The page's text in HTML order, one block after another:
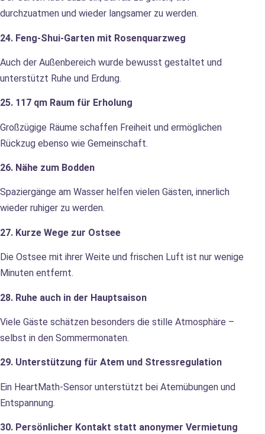
durchzuatmen und wieder langsamer zu werden.
24. Feng-Shui-Garten mit Rosenquarzweg
Auch der Außenbereich wurde bewusst gestaltet und
unterstützt Ruhe und Erdung.
25. 117 qm Raum für Erholung
Großzügige Räume schaffen Freiheit und ermöglichen
Rückzug ebenso wie Gemeinschaft.
26. Nähe zum Bodden
Spaziergänge am Wasser helfen vielen Gästen, innerlich
wieder ruhiger zu werden.
27. Kurze Wege zur Ostsee
Die Ostsee mit ihrer Weite und frischen Luft ist nur wenige
Minuten entfernt.
28. Ruhe auch in der Hauptsaison
Viele Gäste schätzen besonders die stille Atmosphäre –
selbst in den Sommermonaten.
29. Unterstützung für Atem und Stressregulation
Ein HeartMath-Sensor unterstützt bei Atemübungen und
Entspannung.
30. Persönlicher Kontakt statt anonymer Vermietung